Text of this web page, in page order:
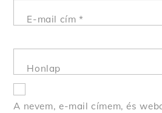
E-mail cím*
Honlap
A nevem, e-mail címem, és